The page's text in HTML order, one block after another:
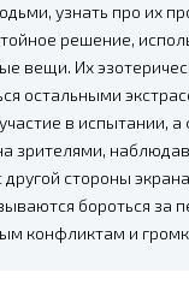
узнать про их
решение,
вещи. Их
остальными
в испытании, а
зрителями,
стороны
бороться за
конфликтам и